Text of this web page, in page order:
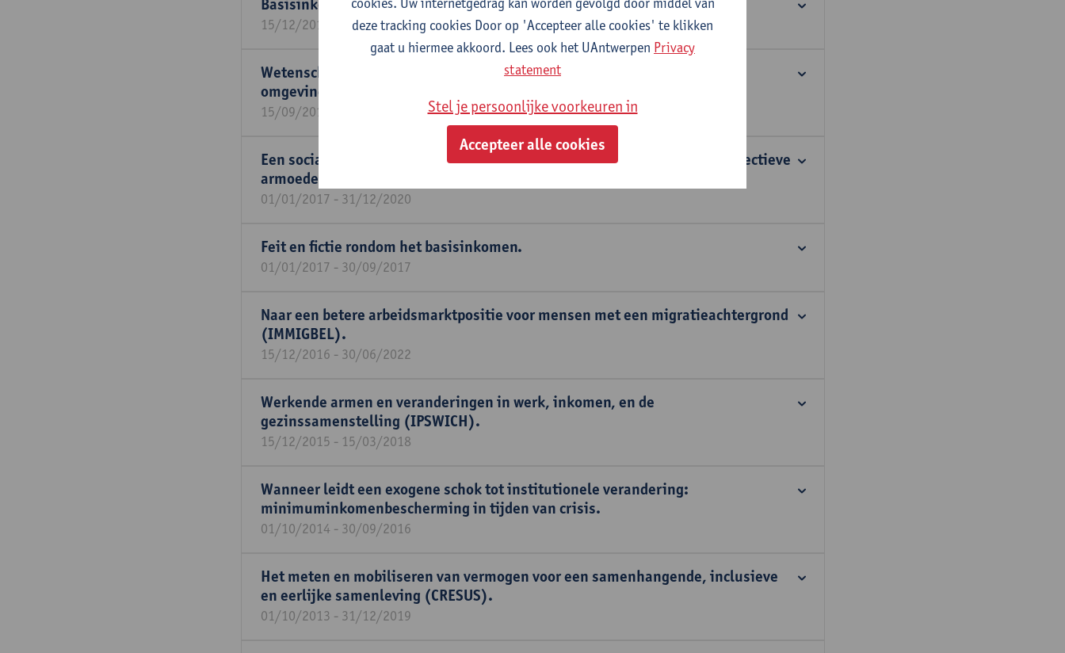
Basisinkomen in België (BABEL).
15/12/2019 - 31/12/2024
Wetenschappelijk onderzoek naar een Vlaamse indicatorenset om
omgevingsfactoren en beleidsevaluatie inzake armoede te meten (VISA).
15/09/2019 - 14/03/2021
Een sociaal vangnet dat werkt. Institutionele determinanten voor een effectieve
armoedebestrijding.
01/01/2017 - 31/12/2020
Feit en fictie rondom het basisinkomen.
01/01/2017 - 30/09/2017
Naar een betere arbeidsmarktpositie voor mensen met een migratieachtergrond
(IMMIGBEL).
15/12/2016 - 30/06/2022
Werkende armen en veranderingen in werk, inkomen, en de
gezinssamenstelling (IPSWICH).
15/12/2015 - 15/03/2018
Wanneer leidt een exogene schok tot institutionele verandering:
minimuminkomenbescherming in tijden van crisis.
01/10/2014 - 30/09/2016
Het meten en mobiliseren van vermogen voor een samenhangende, inclusieve
en eerlijke samenleving (CRESUS).
01/10/2013 - 31/12/2019
deze tracking cookies Door op 'Accepteer alle cookies' te klikken
gaat u hiermee akkoord. Lees ook het UAntwerpen Privacy
statement
Stel je persoonlijke voorkeuren in
Accepteer alle cookies